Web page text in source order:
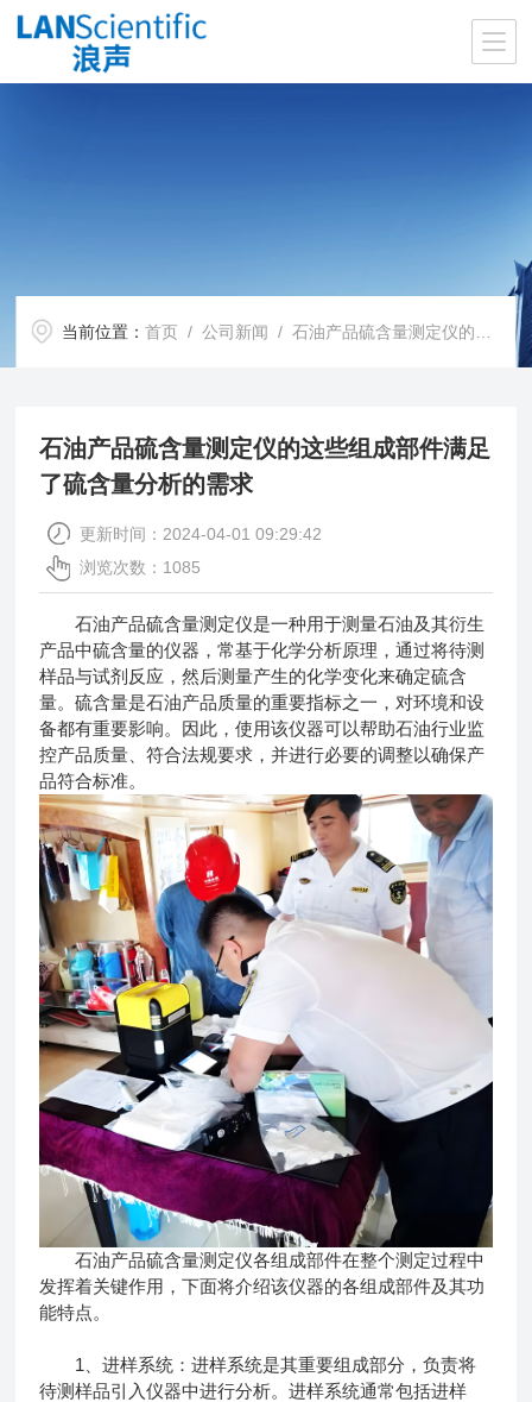
当前位置：首页 /公司新闻 / 石油产品硫含量测定仪的这些组成部件满足了硫含量分析的需求
石油产品硫含量测定仪的这些组成部件满足
了硫含量分析的需求
更新时间：2024-04-01 09:29:42
浏览次数：1085
石油产品硫含量测定仪是一种用于测量石油及其衍生
产品中硫含量的仪器，常基于化学分析原理，通过将待测
样品与试剂反应，然后测量产生的化学变化来确定硫含
量。硫含量是石油产品质量的重要指标之一，对环境和设
备都有重要影响。因此，使用该仪器可以帮助石油行业监
控产品质量、符合法规要求，并进行必要的调整以确保产
品符合标准。
石油产品硫含量测定仪各组成部件在整个测定过程中
发挥着关键作用，下面将介绍该仪器的各组成部件及其功
能特点。
1、进样系统：进样系统是其重要组成部分，负责将
待测样品引入仪器中进行分析。进样系统通常包括进样